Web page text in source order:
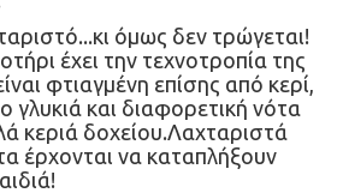
όμως δεν τρώγεται!
έχει την τεχνοτροπία της
φτιαγμένη επίσης από κερί,
γλυκιά και διαφορετική νότα
κεριά δοχείου.Λαχταριστά
έρχονται να καταπλήξουν